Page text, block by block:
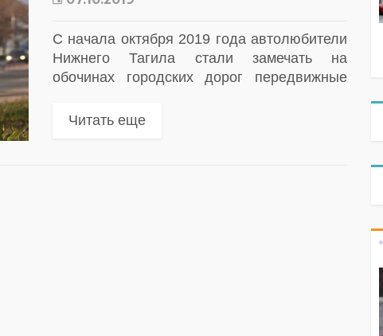
С начала октября 2019 года автолюбители
Нижнего Тагила стали замечать на
обочинах городских дорог передвижные
ПДД (треноги) «Кордон-М». Появление
Читать еще